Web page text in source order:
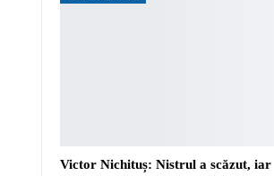
Victor Nichituș: Nistrul a scăzut, iar